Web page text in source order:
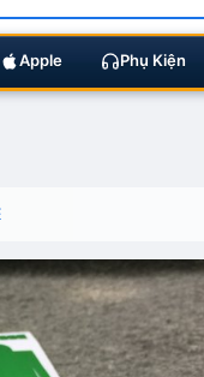
Apple Phụ Kiện